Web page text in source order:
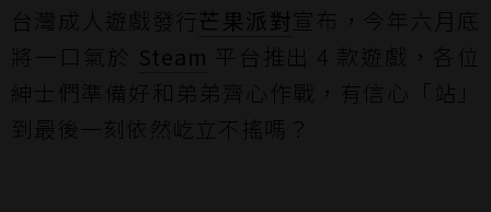
台灣成人遊戲發行芒果派對 宣布，今年六月底
將一口氣於 Steam 平台推出 4 款遊戲，各位
紳士們準備好和弟弟齊心作戰，有信心「站」
到最後一刻依然屹立不搖嗎？